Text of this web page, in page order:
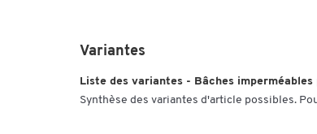
Variantes
Liste des variantes - Bâches
Synthèse des variantes d'article possibles.